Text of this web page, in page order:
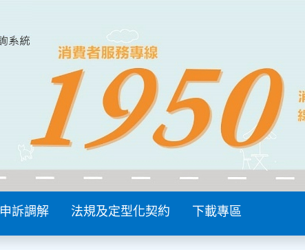
申訴調解 法規及定型化契約 下載專區